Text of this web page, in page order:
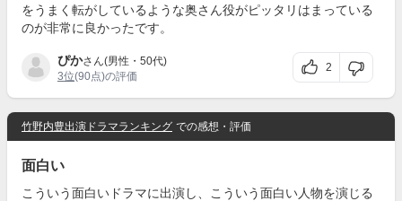
をうまく転がしているような奥さん役がピッタリはまっている
のが非常に良かったです。
ぴかさん(男性・50代)
3位(90点)の評価
2
竹野内豊出演ドラマランキング での感想・評価
面白い
こういう面白いドラマに出演し、こういう面白い人物を演じる